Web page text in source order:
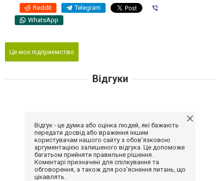
Reddit Telegram
WhatsApp
Це моє підприємство
Відгуки
Відгук - це думка або оцінка людей, які бажають
передати досвід або враження іншим
користувачам нашого сайту з обов'язковою
аргументацією залишеного відгука. Це допоможе
багатьом прийняти правильне рішення.
Коментарі призначені для спілкування та
обговорення, а також для роз'яснення питань, що
цікавлять.